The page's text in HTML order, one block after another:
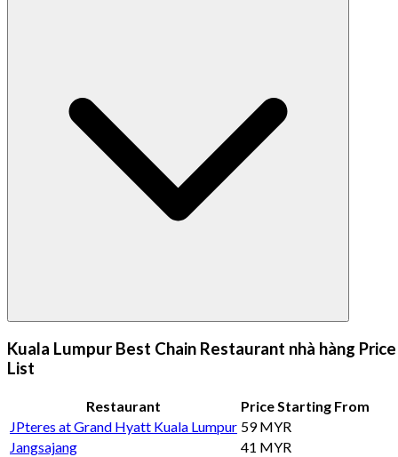
Kuala Lumpur Best Chain Restaurant nhà hàng Price
List
Restaurant
Price Starting From
JPteres at Grand Hyatt Kuala Lumpur 59 MYR
Jangsajang
41 MYR